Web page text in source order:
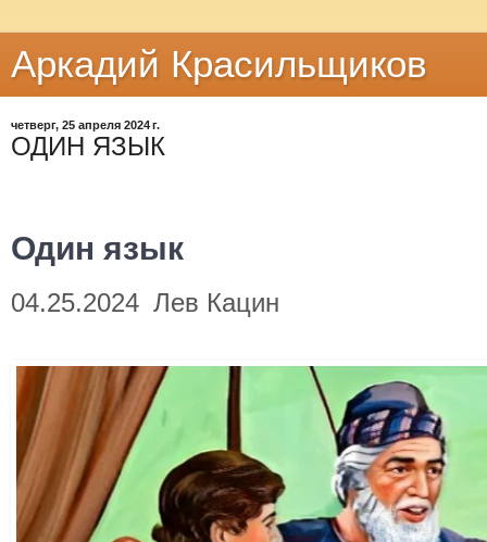
Аркадий Красильщиков
четверг, 25 апреля 2024 г.
ОДИН ЯЗЫК
Один язык
04.25.2024 Лев Кацин
язык